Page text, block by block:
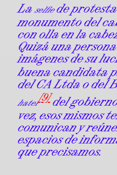
Laselfiede
monumento del
con olla en la
Quizá una
imágenes de su
buena candidata
del CA Ltda o del
hater[9]del
vez, esos mismos
comunican y
espacios de
que precisamos.